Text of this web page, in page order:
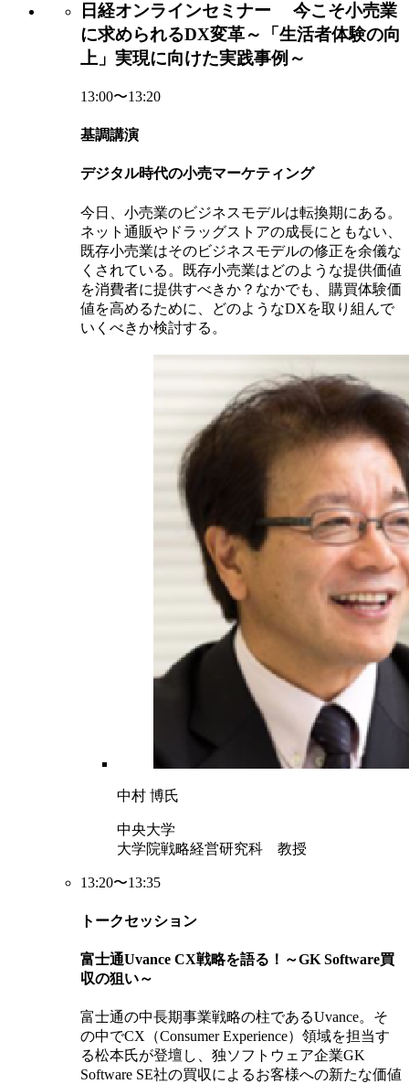
日経オンラインセミナー 今こそ小売業
に求められるDX変革～「生活者体験の向
上」実現に向けた実践事例～
13:00〜13:20
基調講演
デジタル時代の小売マーケティング
今日、小売業のビジネスモデルは転換期にある。
ネット通販やドラッグストアの成長にともない、
既存小売業はそのビジネスモデルの修正を余儀な
くされている。既存小売業はどのような提供価値
を消費者に提供すべきか？なかでも、購買体験価
値を高めるために、どのようなDXを取り組んで
いくべきか検討する。
中村 博氏
中央大学
大学院戦略経営研究科 教授
13:20〜13:35
トークセッション
富士通Uvance CX戦略を語る！～GK Software買
収の狙い～
富士通の中長期事業戦略の柱であるUvance。そ
の中でCX（Consumer Experience）領域を担当す
る松本氏が登壇し、独ソフトウェア企業GK
Software SE社の買収によるお客様への新たな価値